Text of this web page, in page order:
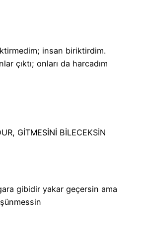
insan biriktirdim.
çıktı; onları da harcadım
GİTMESİNİ BİLECEKSİN
gibidir yakar geçersin ama